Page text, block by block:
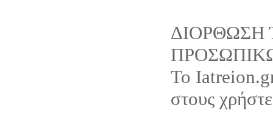
ΔΙΟΡΘΩΣΗ
Το Iatreion.gr
στους